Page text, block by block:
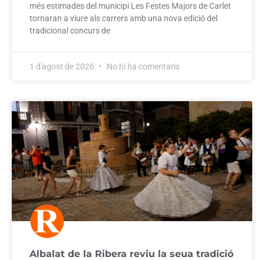
més estimades del municipi Les Festes Majors de Carlet
tornaran a viure als carrers amb una nova edició del
tradicional concurs de
1 d'agost de 2026 No hi ha comentaris
Albalat de la Ribera reviu la seua tradició